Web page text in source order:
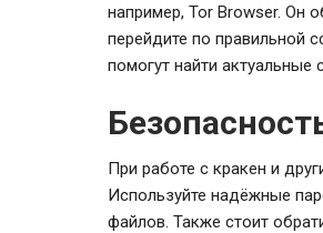
например, Tor Browser. Он
перейдите по правильной
помогут найти актуальные
При работе с кракен и
Используйте надёжные
файлов. Также стоит